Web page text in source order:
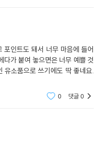
포인트도 돼서 너무 마음에 들어
다가 붙여 놓으면은 너무 예쁠 것
유소품으로 쓰기에도 딱 좋네요.
0 댓글0